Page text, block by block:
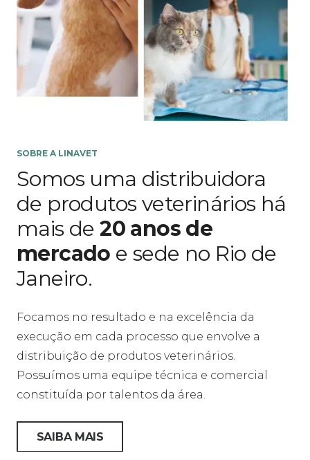
SOBRE A LINAVET
Somos uma distribuidora
de produtos veterinários há
mais de20 anos de
mercado e sede no Rio de
Janeiro.
Focamos no resultado e na excelência da
execução em cada processo que envolve a
distribuição de produtos veterinários.
Possuímos uma equipe técnica e comercial
constituída por talentos da área.
SAIBA MAIS